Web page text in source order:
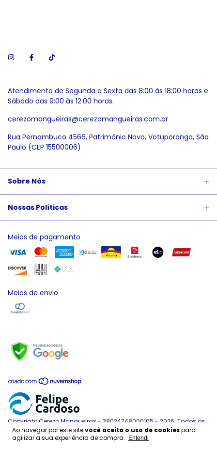
Ao navegar por este sitevocê aceita o uso de cookiespara
agilizar a sua experiência de compra.
Entendi
Atendimento de Segunda a Sexta das 8:00 às 18:00 horas e
Sábado das 9:00 às 12:00 horas.
cerezomangueiras@cerezomangueiras.com.br
Rua Pernambuco 4566, Patrimônio Novo, Votuporanga, São
Paulo (CEP 15500006)
Sobre Nós
Nossas Políticas
Meios de pagamento
Meios de envio
Copyright Cerezo Mangueiras - 38024748000105 - 2026. Todos os
direitos reservados.